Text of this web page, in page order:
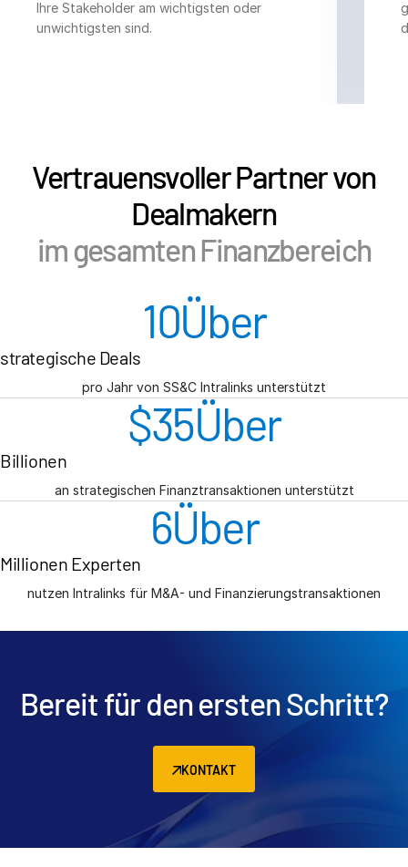
Italiano
Dutch
Ihre Stakeholder am wichtigsten oder
unwichtigsten sind.
Vertrauensvoller Partner von
Dealmakern
im gesamten Finanzbereich
10Über
strategische Deals
pro Jahr von SS&C Intralinks unterstützt
$35Über
Billionen
an strategischen Finanztransaktionen unterstützt
6Über
Millionen Experten
nutzen Intralinks für M&A- und Finanzierungstransaktionen
Bereit für den ersten Schritt?
KONTAKT